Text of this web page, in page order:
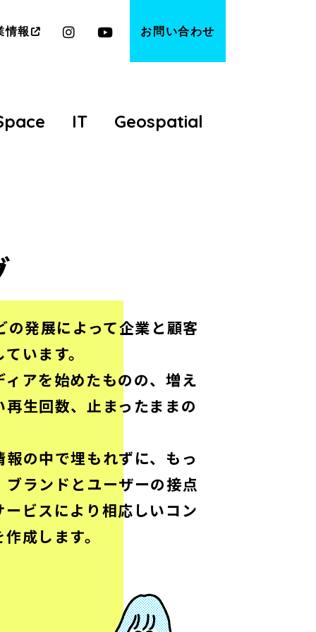
情報 お問い合わせ
IT Geospatial
発展によって企業と顧客
います。
アを始めたものの、増え
生回数、止まったままの
の中で埋もれずに、もっ
ランドとユーザーの接点
ビスにより相応しいコン
成します。